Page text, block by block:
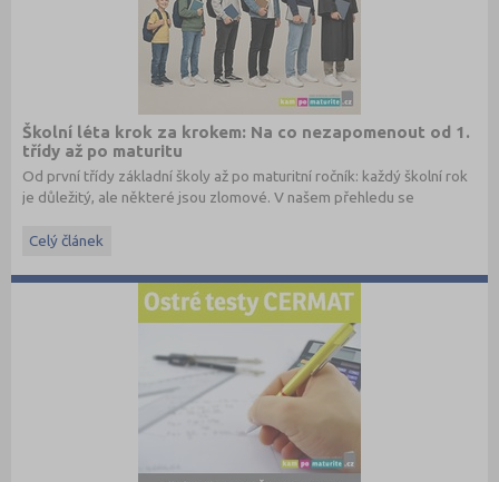
Školní léta krok za krokem: Na co nezapomenout od 1.
třídy až po maturitu
Od první třídy základní školy až po maturitní ročník: každý školní rok
je důležitý, ale některé jsou zlomové. V našem přehledu se
Celý článek